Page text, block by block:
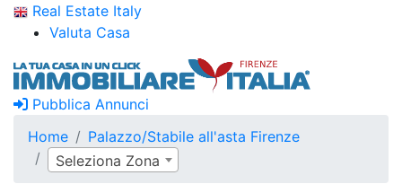
Real Estate Italy
Valuta Casa
Pubblica Annunci
Home
Palazzo/Stabile all'asta Firenze
Seleziona Zona